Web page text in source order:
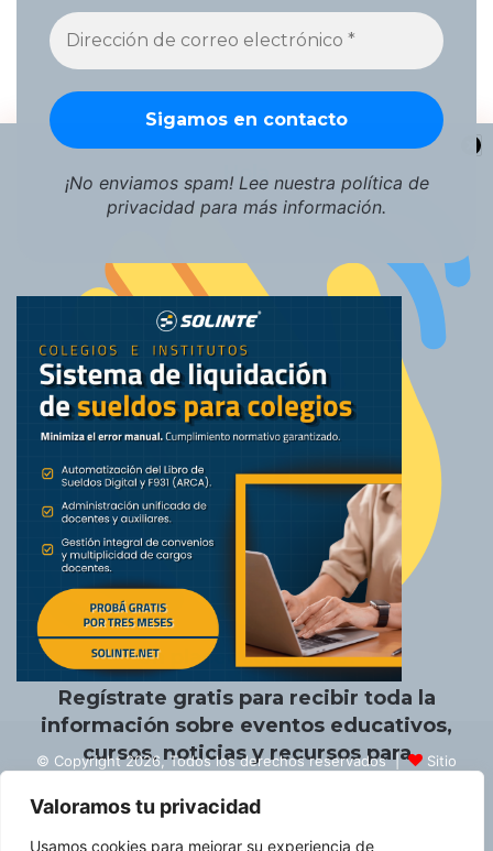
Valoramos tu privacidad
Usamos cookies para mejorar su experiencia de
Hola
Un placer conocerte.
Regístrate gratis para recibir toda la
información sobre eventos educativos,
cursos, noticias y recursos para
¡No enviamos spam! Lee nuestra política de
privacidad para más información.
© Copyright 2026, Todos los derechos reservados |
Sitio
creado por NextBrain Educación